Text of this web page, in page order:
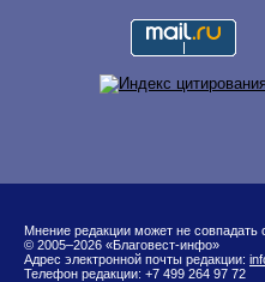
Мнение редакции может не
© 2005–2026 «Благовест-инфо»
Адрес электронной почты редакции:
Телефон редакции: +7 499 264 97 72